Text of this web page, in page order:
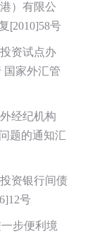
）有限公
[2010]58号
资试点办
国家外汇管
经纪机构
题的通知汇
资银行间债
号
步便利境